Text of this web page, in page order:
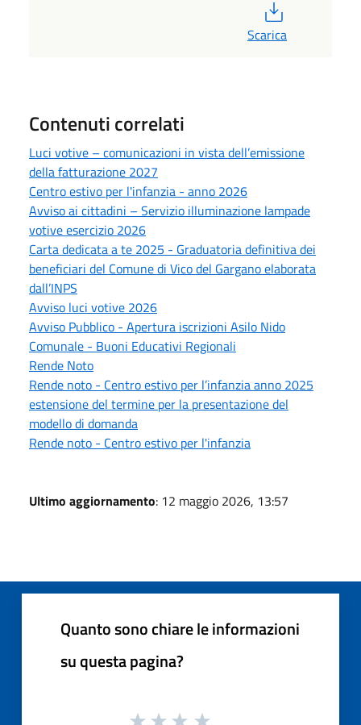
Scarica
Contenuti correlati
Luci votive – comunicazioni in vista dell’emissione
della fatturazione 2027
Centro estivo per l'infanzia - anno 2026
Avviso ai cittadini – Servizio illuminazione lampade
votive esercizio 2026
Carta dedicata a te 2025 - Graduatoria definitiva dei
beneficiari del Comune di Vico del Gargano elaborata
dall’INPS
Avviso luci votive 2026
Avviso Pubblico - Apertura iscrizioni Asilo Nido
Comunale - Buoni Educativi Regionali
Rende Noto
Rende noto - Centro estivo per l’infanzia anno 2025
estensione del termine per la presentazione del
modello di domanda
Rende noto - Centro estivo per l'infanzia
Ultimo aggiornamento: 12 maggio 2026, 13:57
Quanto sono chiare le informazioni
su questa pagina?